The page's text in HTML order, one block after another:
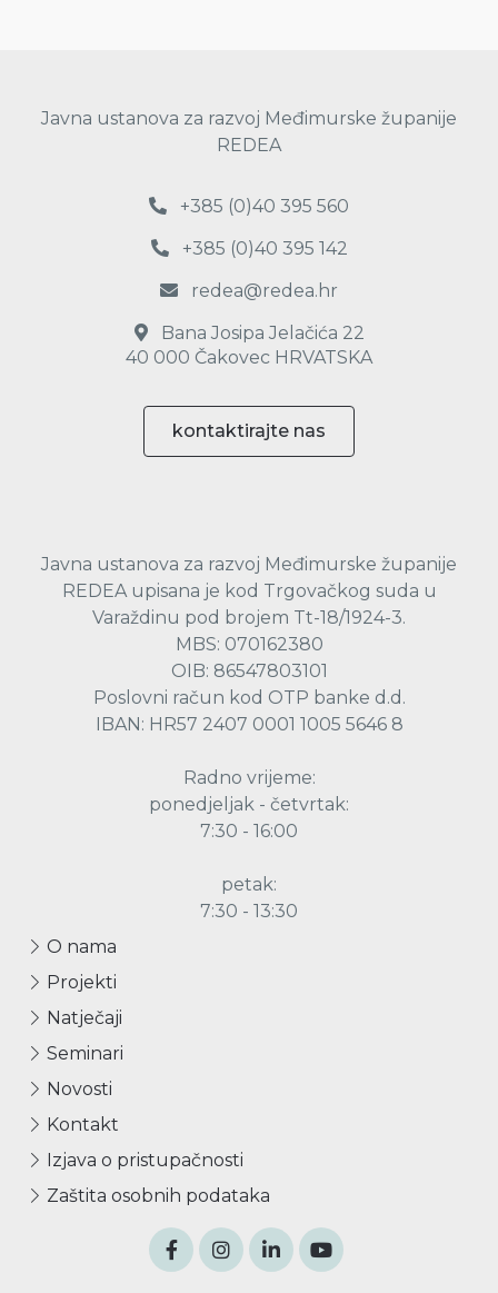
Javna ustanova za razvoj Međimurske županije
REDEA
+385 (0)40 395 560
+385 (0)40 395 142
redea@redea.hr
Bana Josipa Jelačića 22
40 000 Čakovec HRVATSKA
kontaktirajte nas
Javna ustanova za razvoj Međimurske županije
REDEA upisana je kod Trgovačkog suda u
Varaždinu pod brojem Tt-18/1924-3.
MBS: 070162380
OIB: 86547803101
Poslovni račun kod OTP banke d.d.
IBAN: HR57 2407 0001 1005 5646 8
Radno vrijeme:
ponedjeljak - četvrtak:
7:30 - 16:00
petak:
7:30 - 13:30
O nama
Projekti
Natječaji
Seminari
Novosti
Kontakt
Izjava o pristupačnosti
Zaštita osobnih podataka